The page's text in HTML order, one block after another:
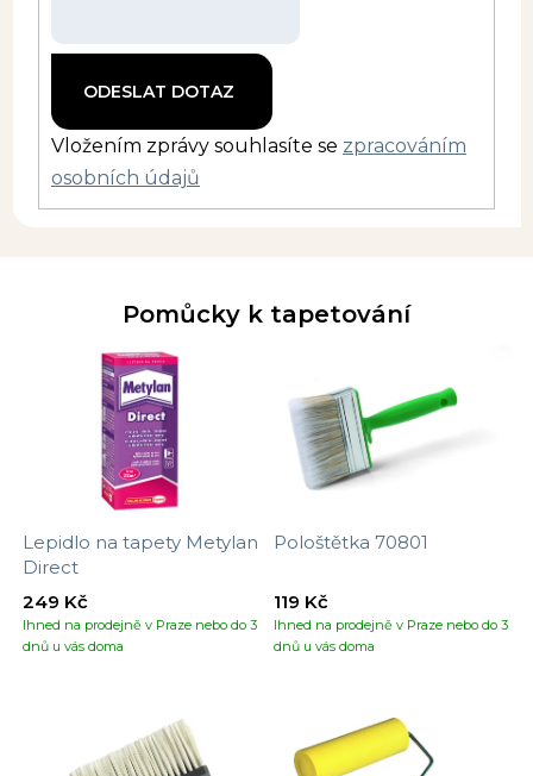
Vložením zprávy souhlasíte se zpracováním
osobních údajů
Pomůcky k tapetování
Lepidlo na tapety Metylan
Direct
Ihned na prodejně v Praze nebo do 3
dnů u vás doma
249 Kč
Pološtětka 70801
Ihned na prodejně v Praze nebo do 3
dnů u vás doma
119 Kč